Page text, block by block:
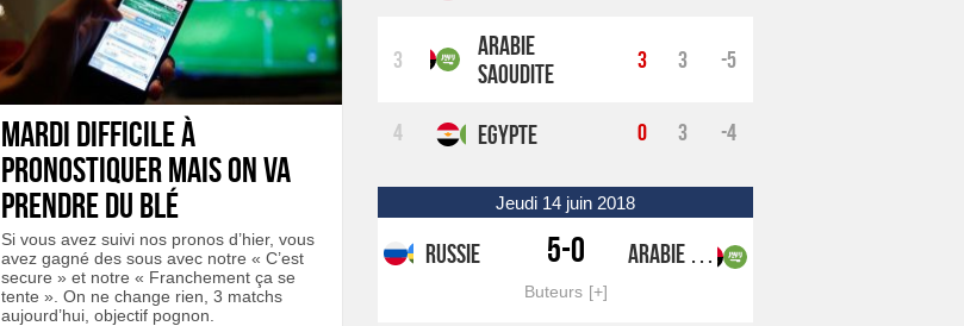
Mardi difficile à
pronostiquer mais on va
prendre du blé
Si vous avez suivi nos pronos d’hier, vous
avez gagné des sous avec notre « C’est
secure » et notre « Franchement ça se
tente ». On ne change rien, 3 matchs
aujourd’hui, objectif pognon.
3
Arabie
Saoudite
3 3 -5
4 Egypte 0 3 -4
jeudi 14 juin 2018
Russie 5-0
Buteurs